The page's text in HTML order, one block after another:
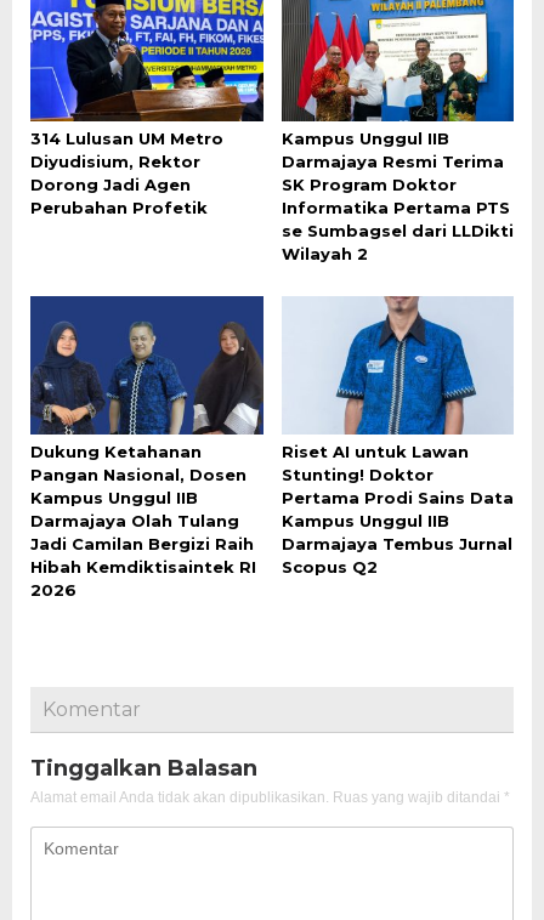
314 Lulusan UM Metro
Diyudisium, Rektor
Dorong Jadi Agen
Perubahan Profetik
Kampus Unggul IIB
Darmajaya Resmi Terima
SK Program Doktor
Informatika Pertama PTS
se Sumbagsel dari LLDikti
Wilayah 2
Dukung Ketahanan
Pangan Nasional, Dosen
Kampus Unggul IIB
Darmajaya Olah Tulang
Jadi Camilan Bergizi Raih
Hibah Kemdiktisaintek RI
2026
Riset AI untuk Lawan
Stunting! Doktor
Pertama Prodi Sains Data
Kampus Unggul IIB
Darmajaya Tembus Jurnal
Scopus Q2
Komentar
Tinggalkan Balasan
Alamat email Anda tidak akan dipublikasikan. Ruas yang wajib ditandai *